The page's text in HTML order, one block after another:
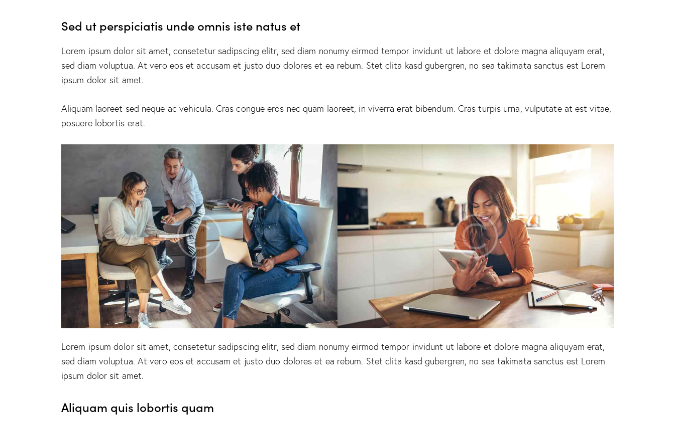
Sed ut perspiciatis unde omnis iste natus et
Lorem ipsum dolor sit amet, consetetur sadipscing elitr, sed diam nonumy eirmod tempor invidunt ut labore et dolore magna aliquyam erat,
sed diam voluptua. At vero eos et accusam et justo duo dolores et ea rebum. Stet clita kasd gubergren, no sea takimata sanctus est Lorem
ipsum dolor sit amet.
Aliquam laoreet sed neque ac vehicula. Cras congue eros nec quam laoreet, in viverra erat bibendum. Cras turpis urna, vulputate at est vitae,
posuere lobortis erat.
Lorem ipsum dolor sit amet, consetetur sadipscing elitr, sed diam nonumy eirmod tempor invidunt ut labore et dolore magna aliquyam erat,
sed diam voluptua. At vero eos et accusam et justo duo dolores et ea rebum. Stet clita kasd gubergren, no sea takimata sanctus est Lorem
ipsum dolor sit amet.
Aliquam quis lobortis quam